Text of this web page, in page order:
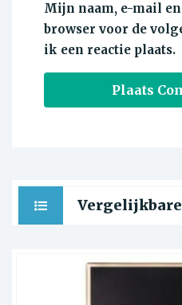
Mijn naam, e-mail
browser voor de
ik een reactie plaats.